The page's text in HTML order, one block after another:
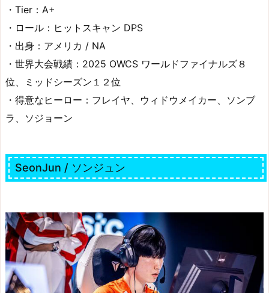
・Tier：A+
・ロール：ヒットスキャン DPS
・出身：アメリカ / NA
・世界大会戦績：2025 OWCS ワールドファイナルズ８
位、ミッドシーズン１２位
・得意なヒーロー：フレイヤ、ウィドウメイカー、ソンブ
ラ、ソジョーン
SeonJun / ソンジュン